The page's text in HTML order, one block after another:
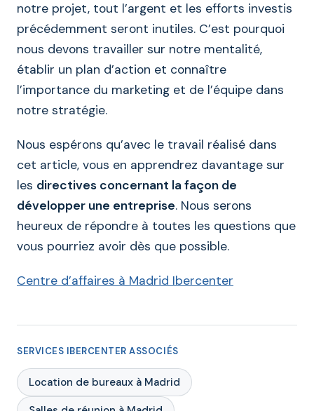
notre projet, tout l’argent et les efforts investis
précédemment seront inutiles. C’est pourquoi
nous devons travailler sur notre mentalité,
établir un plan d’action et connaître
l’importance du marketing et de l’équipe dans
notre stratégie.
Nous espérons qu’avec le travail réalisé dans
cet article, vous en apprendrez davantage sur
les directives concernant la façon de
développer une entreprise. Nous serons
heureux de répondre à toutes les questions que
vous pourriez avoir dès que possible.
Centre d’affaires à Madrid Ibercenter
SERVICES IBERCENTER ASSOCIÉS
Location de bureaux à Madrid